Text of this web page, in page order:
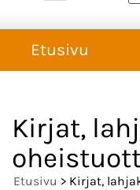
Etusivu
Kirjat,
Etusivu > Kirjat,